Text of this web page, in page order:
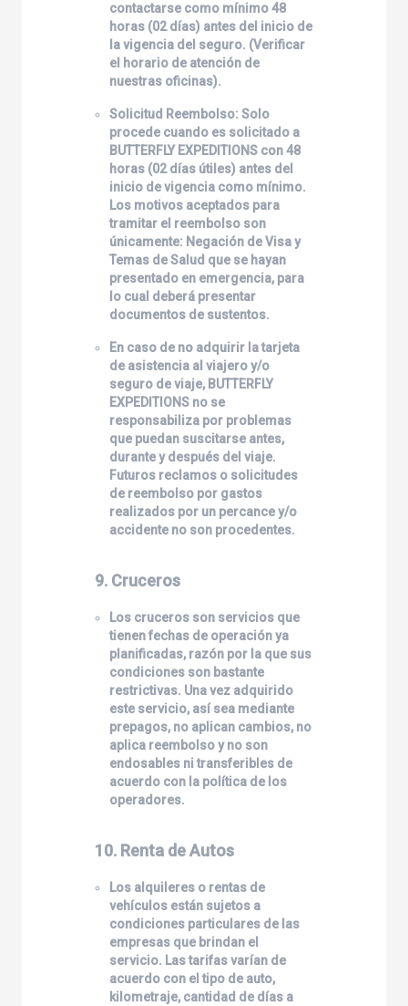
contactarse como mínimo 48
horas (02 días) antes del inicio de
la vigencia del seguro. (Verificar
el horario de atención de
nuestras oficinas).
Solicitud Reembolso: Solo
procede cuando es solicitado a
BUTTERFLY EXPEDITIONS con 48
horas (02 días útiles) antes del
inicio de vigencia como mínimo.
Los motivos aceptados para
tramitar el reembolso son
únicamente: Negación de Visa y
Temas de Salud que se hayan
presentado en emergencia, para
lo cual deberá presentar
documentos de sustentos.
En caso de no adquirir la tarjeta
de asistencia al viajero y/o
seguro de viaje, BUTTERFLY
EXPEDITIONS no se
responsabiliza por problemas
que puedan suscitarse antes,
durante y después del viaje.
Futuros reclamos o solicitudes
de reembolso por gastos
realizados por un percance y/o
accidente no son procedentes.
9. Cruceros
Los cruceros son servicios que
tienen fechas de operación ya
planificadas, razón por la que sus
condiciones son bastante
restrictivas. Una vez adquirido
este servicio, así sea mediante
prepagos, no aplican cambios, no
aplica reembolso y no son
endosables ni transferibles de
acuerdo con la política de los
operadores.
10. Renta de Autos
Los alquileres o rentas de
vehículos están sujetos a
condiciones particulares de las
empresas que brindan el
servicio. Las tarifas varían de
acuerdo con el tipo de auto,
kilometraje, cantidad de días a